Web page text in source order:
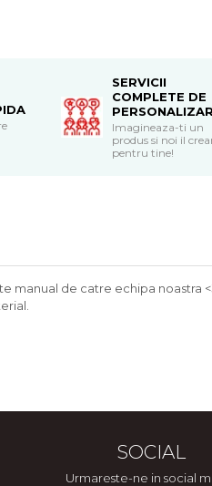
SERVICII
COMPLETE DE
Imagineaza-ti un
produs si noi il
pentru tine!
manual de catre echipa noastra
SOCIAL
Urmareste-ne in social